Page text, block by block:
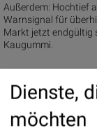
Außerdem: Hochtief
Warnsignal für
Markt jetzt endgültig
Kaugummi.
DEFFNER &
Pessimist. Im
Journalisten
Wirtschaftsthemen
Dienste,
möchten